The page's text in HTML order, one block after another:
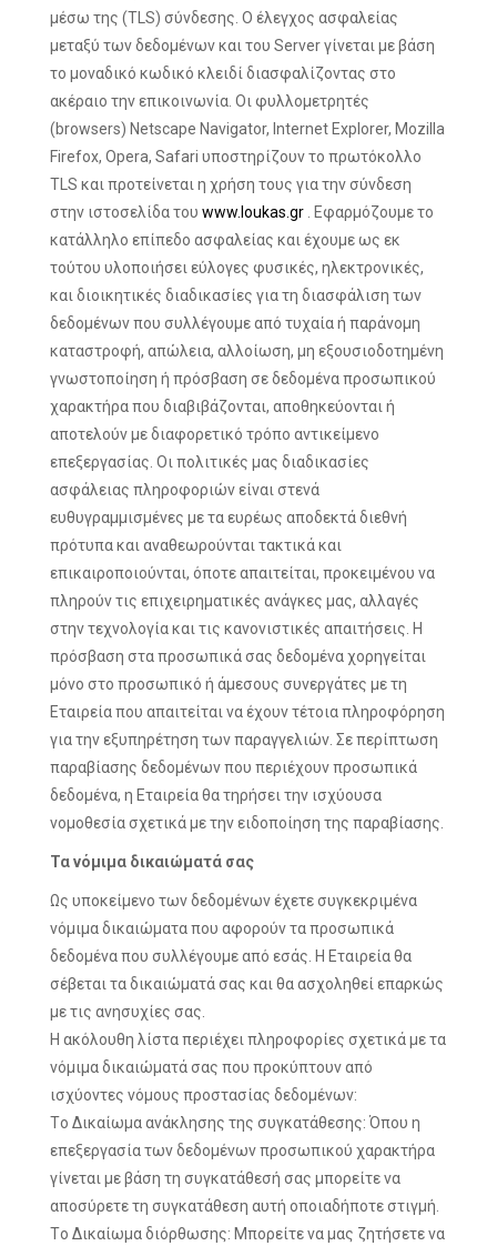
μέσω της (TLS) σύνδεσης. Ο έλεγχος ασφαλείας
μεταξύ των δεδομένων και του Server γίνεται με βάση
το μοναδικό κωδικό κλειδί διασφαλίζοντας στο
ακέραιο την επικοινωνία. Οι φυλλομετρητές
(browsers) Netscape Navigator, Internet Explorer, Mozilla
Firefox, Opera, Safari υποστηρίζουν το πρωτόκολλο
TLS και προτείνεται η χρήση τους για την σύνδεση
στην ιστοσελίδα του www.loukas.gr . Εφαρμόζουμε το
κατάλληλο επίπεδο ασφαλείας και έχουμε ως εκ
τούτου υλοποιήσει εύλογες φυσικές, ηλεκτρονικές,
και διοικητικές διαδικασίες για τη διασφάλιση των
δεδομένων που συλλέγουμε από τυχαία ή παράνομη
καταστροφή, απώλεια, αλλοίωση, μη εξουσιοδοτημένη
γνωστοποίηση ή πρόσβαση σε δεδομένα προσωπικού
χαρακτήρα που διαβιβάζονται, αποθηκεύονται ή
αποτελούν με διαφορετικό τρόπο αντικείμενο
επεξεργασίας. Οι πολιτικές μας διαδικασίες
ασφάλειας πληροφοριών είναι στενά
ευθυγραμμισμένες με τα ευρέως αποδεκτά διεθνή
πρότυπα και αναθεωρούνται τακτικά και
επικαιροποιούνται, όποτε απαιτείται, προκειμένου να
πληρούν τις επιχειρηματικές ανάγκες μας, αλλαγές
στην τεχνολογία και τις κανονιστικές απαιτήσεις. Η
πρόσβαση στα προσωπικά σας δεδομένα χορηγείται
μόνο στο προσωπικό ή άμεσους συνεργάτες με τη
Εταιρεία που απαιτείται να έχουν τέτοια πληροφόρηση
για την εξυπηρέτηση των παραγγελιών. Σε περίπτωση
παραβίασης δεδομένων που περιέχουν προσωπικά
δεδομένα, η Εταιρεία θα τηρήσει την ισχύουσα
νομοθεσία σχετικά με την ειδοποίηση της παραβίασης.
Τα νόμιμα δικαιώματά σας
Ως υποκείμενο των δεδομένων έχετε συγκεκριμένα
νόμιμα δικαιώματα που αφορούν τα προσωπικά
δεδομένα που συλλέγουμε από εσάς. Η Εταιρεία θα
σέβεται τα δικαιώματά σας και θα ασχοληθεί επαρκώς
με τις ανησυχίες σας.
Η ακόλουθη λίστα περιέχει πληροφορίες σχετικά με τα
νόμιμα δικαιώματά σας που προκύπτουν από
ισχύοντες νόμους προστασίας δεδομένων:
Τo Δικαίωμα ανάκλησης της συγκατάθεσης: Όπου η
επεξεργασία των δεδομένων προσωπικού χαρακτήρα
γίνεται με βάση τη συγκατάθεσή σας μπορείτε να
αποσύρετε τη συγκατάθεση αυτή οποιαδήποτε στιγμή.
Τo Δικαίωμα διόρθωσης: Μπορείτε να μας ζητήσετε να